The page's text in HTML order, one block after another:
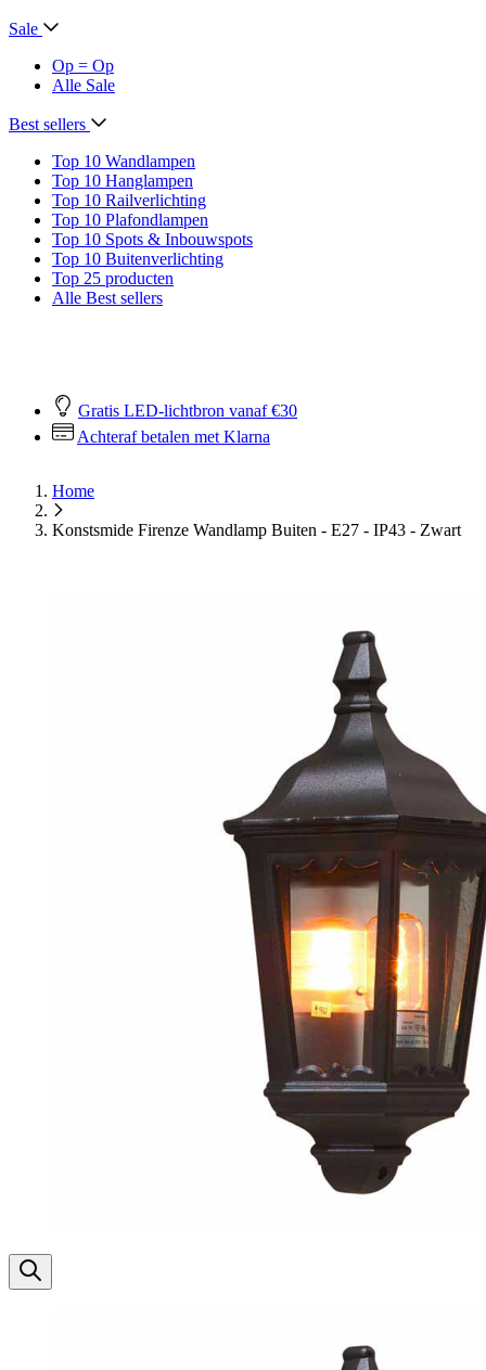
Sale
Op = Op
Alle Sale
Best sellers
Top 10 Wandlampen
Top 10 Hanglampen
Top 10 Railverlichting
Top 10 Plafondlampen
Top 10 Spots & Inbouwspots
Top 10 Buitenverlichting
Top 25 producten
Alle Best sellers
Gratis LED-lichtbron vanaf €30
Achteraf betalen met Klarna
Home
Konstsmide Firenze Wandlamp Buiten - E27 - IP43 - Zwart